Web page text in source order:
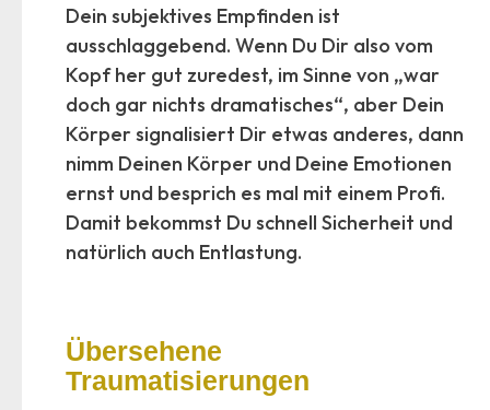
Dein subjektives Empfinden ist
ausschlaggebend. Wenn Du Dir also vom
Kopf her gut zuredest, im Sinne von „war
doch gar nichts dramatisches“, aber Dein
Körper signalisiert Dir etwas anderes, dann
nimm Deinen Körper und Deine Emotionen
ernst und besprich es mal mit einem Profi.
Damit bekommst Du schnell Sicherheit und
natürlich auch Entlastung.
Übersehene
Traumatisierungen